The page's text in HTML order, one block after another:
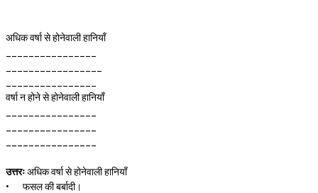
अधिक वर्षा से होनेवाली हानियाँ
वर्षा न होने से होनेवाली हानियाँ
उत्तरःअधिक वर्षा से होनेवाली हानियाँ
•
फसल की बर्बादी।